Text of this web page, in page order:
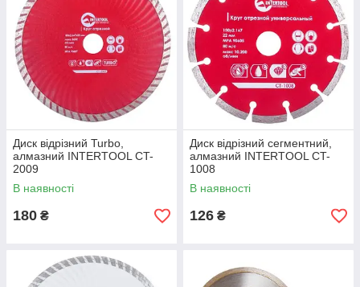
Диск відрізний Turbo,
алмазний INTERTOOL CT-
2009
В наявності
180 ₴
Диск відрізний сегментний,
алмазний INTERTOOL CT-
1008
В наявності
126 ₴